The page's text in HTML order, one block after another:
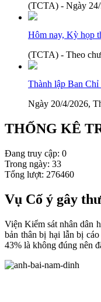
(TCTA) - Ngày
Hôm nay, Kỳ họp
(TCTA) - Theo
Thành lập Ban
Ngày 20/4/2026,
THỐNG KÊ
Đang truy cập: 0
Trong ngày: 33
Tổng lượt: 276460
Vụ Cố ý gây
Viện Kiểm sát nhân dân
bản thân bị hại lẫn bị
43% là không đúng nên